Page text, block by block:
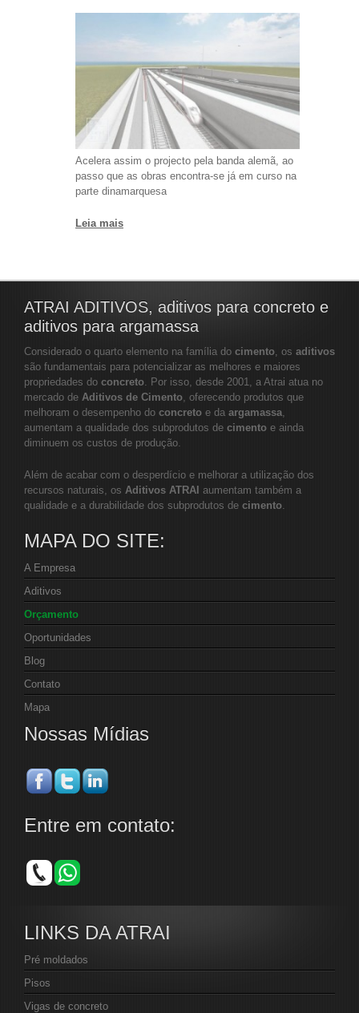
Acelera assim o projecto pela banda alemã, ao
passo que as obras encontra-se já em curso na
parte dinamarquesa
Leia mais
ATRAI ADITIVOS, aditivos para concreto e
aditivos para argamassa
Considerado o quarto elemento na família do cimento , os aditivos
são fundamentais para potencializar as melhores e maiores
propriedades do concreto . Por isso, desde 2001, a Atrai atua no
mercado de Aditivos de Cimento , oferecendo produtos que
melhoram o desempenho do concreto e da argamassa
aumentam a qualidade dos subprodutos de cimento e ainda
diminuem os custos de produção.
Além de acabar com o desperdício e melhorar a utilização dos
recursos naturais, os Aditivos ATRAI aumentam também a
qualidade e a durabilidade dos subprodutos de cimento
MAPA DO SITE:
A Empresa
Aditivos
Orçamento
Oportunidades
Blog
Contato
Mapa
Nossas Mídias
Entre em contato:
LINKS DA ATRAI
Pré moldados
Pisos
Vigas de concreto